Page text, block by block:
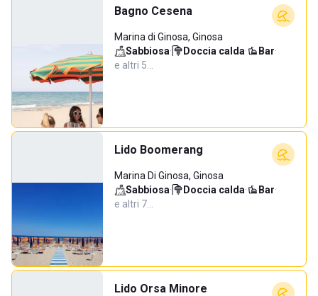
Bagno Cesena
Marina di Ginosa, Ginosa
Sabbiosa· Doccia calda· Bar·
e altri 5…
Lido Boomerang
Marina Di Ginosa, Ginosa
Sabbiosa· Doccia calda· Bar·
e altri 7…
Lido Orsa Minore